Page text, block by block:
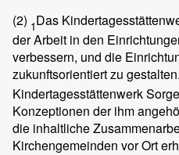
(2) 1Das
der Arbeit in den
verbessern, und die
zukunftsorientiert zu gestalten.
Kindertagesstättenwerk
Konzeptionen der ihm
die inhaltliche
Kirchengemeinden vor Ort